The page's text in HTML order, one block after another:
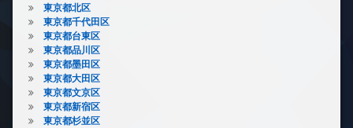
東京都北区
東京都千代田区
東京都台東区
東京都品川区
東京都墨田区
東京都大田区
東京都文京区
東京都新宿区
東京都杉並区